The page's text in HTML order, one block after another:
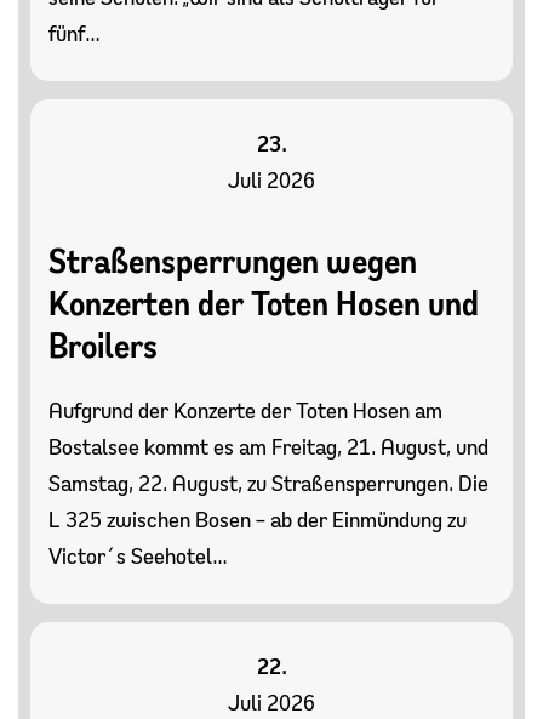
fünf…
23.
Juli 2026
Straßensperrungen wegen
Konzerten der Toten Hosen und
Broilers
Aufgrund der Konzerte der Toten Hosen am
Bostalsee kommt es am Freitag, 21. August, und
Samstag, 22. August, zu Straßensperrungen. Die
L 325 zwischen Bosen – ab der Einmündung zu
Victor´s Seehotel…
22.
Juli 2026